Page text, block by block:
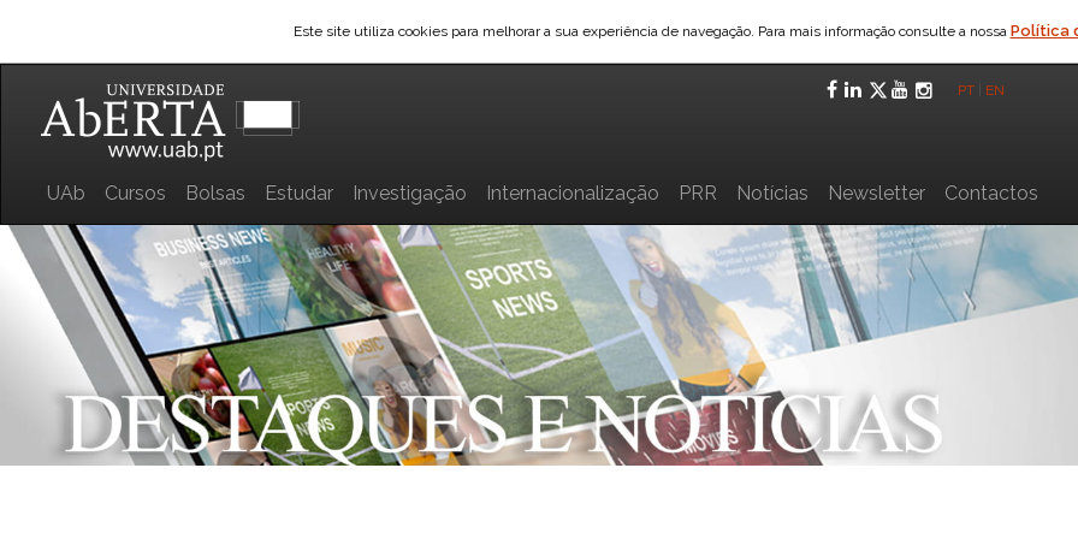
Este site utiliza cookies para melhorar a sua experiência de navegação. Para mais informação consulte a nossa Política
Facebook
LinkedIn
Twitter
YouTube
PT EN
UAb Cursos Bolsas Estudar Investigação Internacionalização PRR Notícias Newsletter Contactos